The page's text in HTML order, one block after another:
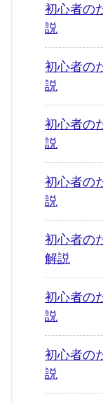
初心者
説
初心者の
説
初心者
説
初心者
説
初心者の
解説
初心者
説
初心者
説